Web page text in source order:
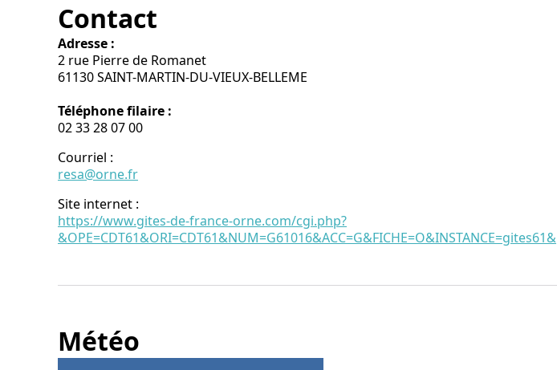
Contact
Adresse :
2 rue Pierre de Romanet
61130 SAINT-MARTIN-DU-VIEUX-BELLEME
Téléphone filaire :
02 33 28 07 00
Courriel :
resa@orne.fr
Site internet :
https://www.gites-de-france-orne.com/cgi.php?
&OPE=CDT61&ORI=CDT61&NUM=G61016&ACC=G&FICHE=O&INSTANCE=gites61&
Météo